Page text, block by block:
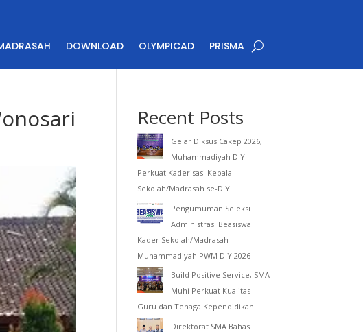
DOWNLOAD OLYMPICAD PRISMA
Recent Posts
Gelar Diksus Cakep 2026,
Muhammadiyah DIY
Perkuat Kaderisasi Kepala
Sekolah/Madrasah se-DIY
Pengumuman Seleksi
Administrasi Beasiswa
Kader Sekolah/Madrasah
Muhammadiyah PWM DIY 2026
Build Positive Service, SMA
Muhi Perkuat Kualitas
Guru dan Tenaga Kependidikan
Direktorat SMA Bahas